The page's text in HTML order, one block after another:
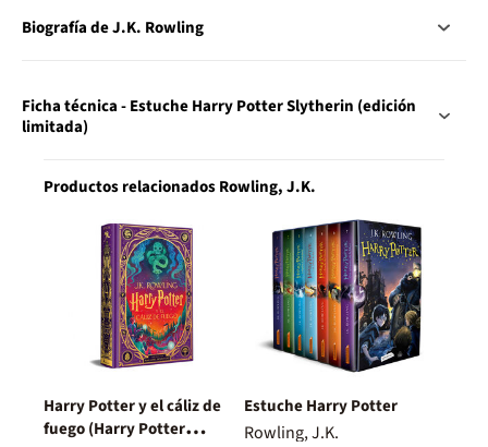
Biografía de J.K. Rowling
Ficha técnica - Estuche Harry Potter Slytherin (edición
limitada)
Productos relacionados Rowling, J.K.
Harry Potter y el cáliz de
fuego (Harry Potter
Estuche Harry Potter
Rowling, J.K.